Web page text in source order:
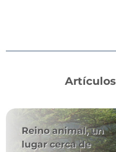
Artículos
Reino animal, un
lugar cerca de